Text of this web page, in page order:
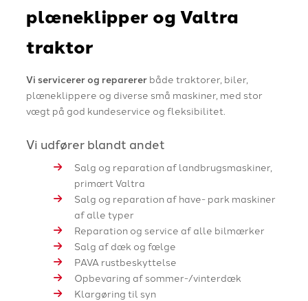
plæneklipper og Valtra
traktor
Vi servicerer og reparerer både traktorer, biler,
plæneklippere og diverse små maskiner, med stor
vægt på god kundeservice og fleksibilitet.
Vi udfører blandt andet
Salg og reparation af landbrugsmaskiner,
primært Valtra
Salg og reparation af have- park maskiner
af alle typer
Reparation og service af alle bilmærker
Salg af dæk og fælge
PAVA rustbeskyttelse
Opbevaring af sommer-/vinterdæk
Klargøring til syn